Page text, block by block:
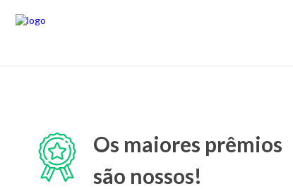
Os maiores prêmios
são nossos!